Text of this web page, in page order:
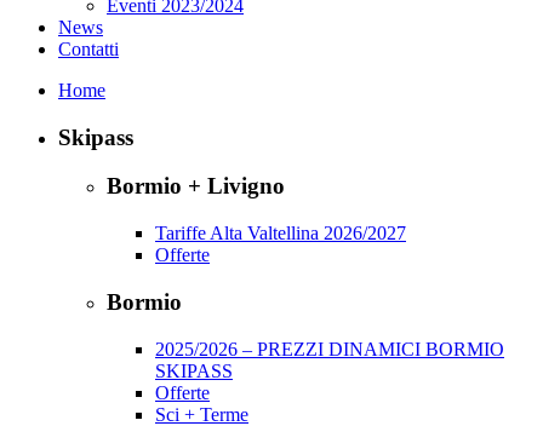
Eventi 2023/2024
News
Contatti
Home
Skipass
Bormio + Livigno
Tariffe Alta Valtellina 2026/2027
Offerte
Bormio
2025/2026 – PREZZI DINAMICI BORMIO
SKIPASS
Offerte
Sci + Terme